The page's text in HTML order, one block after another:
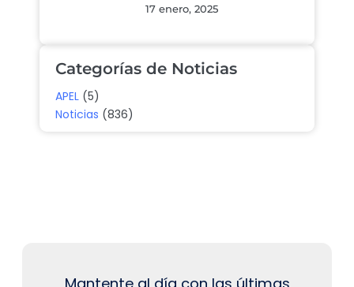
17 enero, 2025
Categorías de Noticias
APEL (5)
Noticias (836)